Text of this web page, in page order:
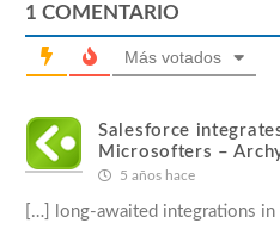
1 COMENTARIO
Más votados
Salesforce
Microsofters –
5 años hace
[…] long-awaited integrations